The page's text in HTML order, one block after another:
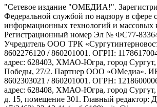
"Сетевое издание "ОМЕДИА!".
Федеральной службой по надзору в сфере
информационных технологий и массовых
Регистрационный номер Эл № ФС77-
Учредитель ООО ТРК
8602276120 / 860201001. ОГРН:
адрес: 628403, ХМАО-Югра, город Сургут,
Победы, 27/2. Партнер ООО «ОМедиа».
8602303021 / 860201001. ОГРН:
адрес: 628408, ХМАО-Югра, город Сургут,
д. 15, помещение 301. Главный редактор: